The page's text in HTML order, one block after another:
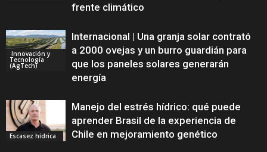
frente climático
Innovación y
Tecnología
(AgTech)
Internacional | Una granja solar contrató
a 2000 ovejas y un burro guardián para
que los paneles solares generarán
energía
Escasez hídrica
Manejo del estrés hídrico: qué puede
aprender Brasil de la experiencia de
Chile en mejoramiento genético